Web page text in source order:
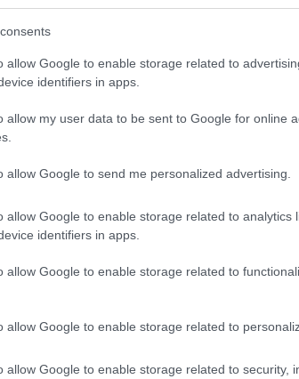
allow Google to enable storage related to
identifiers in apps.
allow my user data to be sent to Google for online
allow Google to send me personalized advertising.
allow Google to enable storage related to analytics
identifiers in apps.
allow Google to enable storage related to
allow Google to enable storage related to
allow Google to enable storage related to security,
di ciascuno di noi”.